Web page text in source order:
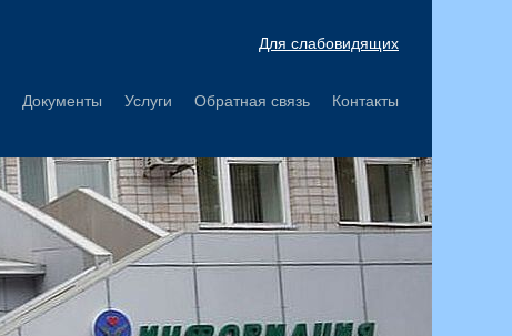
Для слабовидящих
Документы Услуги Обратная связь Контакты